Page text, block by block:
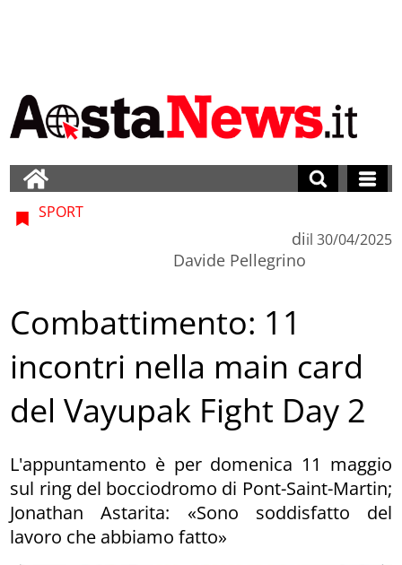
SPORT
di
Davide Pellegrino
il 30/04/2025
Combattimento: 11
incontri nella main card
del Vayupak Fight Day 2
L'appuntamento è per domenica 11 maggio
sul ring del bocciodromo di Pont-Saint-Martin;
Jonathan Astarita: «Sono soddisfatto del
lavoro che abbiamo fatto»